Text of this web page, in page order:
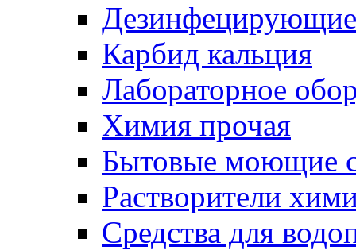
Дезинфецирующие
Карбид кальция
Лабораторное
Химия прочая
Бытовые моющие
Растворители
Средства для